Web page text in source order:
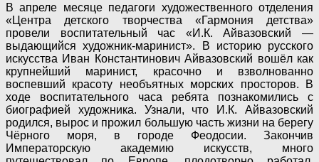
В апреле месяце педагоги художественного отделения
«Центра детского творчества «Гармония детства»
провели воспитательный час «И.К. Айвазовский —
выдающийся художник-маринист». В историю русского
искусства Иван Константинович Айвазовский вошёл как
крупнейший маринист, красочно и взволнованно
воспевший красоту необъятных морских просторов. В
ходе воспитательного часа ребята познакомились с
биографией художника. Узнали, что И.К. Айвазовский
родился, вырос и прожил большую часть жизни на берегу
Чёрного моря, в городе Феодосии. Закончив
Императорскую академию искусств, много